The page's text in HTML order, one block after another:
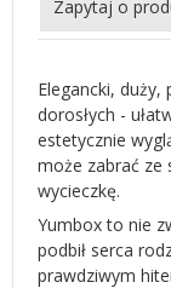
Zapytaj o
Elegancki, duży,
dorosłych -
estetycznie
może zabrać ze
wycieczkę.
Yumbox to nie
podbił serca
prawdziwym